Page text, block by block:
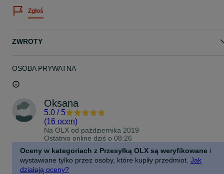
Zgłoś
ZWROTY
OSOBA PRYWATNA
Oksana
5.0 / 5
(16 ocen)
Na OLX od października 2019
Ostatnio online dziś o 08:26
Oceny w kategoriach z Przesyłką OLX są weryfikowane i
wystawiane tylko przez osoby, które kupiły przedmiot. Jak
działają oceny?